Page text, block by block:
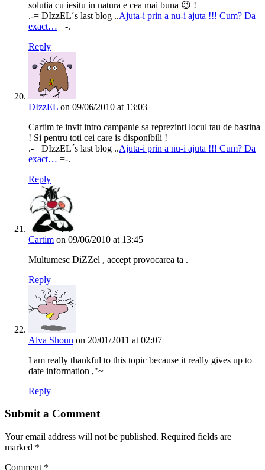
solutia cu iesitu in natura e cea mai buna 😉 !
.-= DIzzEL´s last blog ..Ajuta-i prin a nu-i ajuta !!! Cum? Da
exact… =-.
Reply
DIzzEL on 09/06/2010 at 13:03
Cartim te invit intro campanie sa reprezinti locul tau de bastina
! Si pentru toti cei care is disponibili !
.-= DIzzEL´s last blog ..Ajuta-i prin a nu-i ajuta !!! Cum? Da
exact… =-.
Reply
Cartim on 09/06/2010 at 13:45
Multumesc DiZZel , accept provocarea ta .
Reply
Alva Shoun on 20/01/2011 at 02:07
I am really thankful to this topic because it really gives up to
date information ,"~
Reply
Submit a Comment
Your email address will not be published. Required fields are
marked *
Comment *